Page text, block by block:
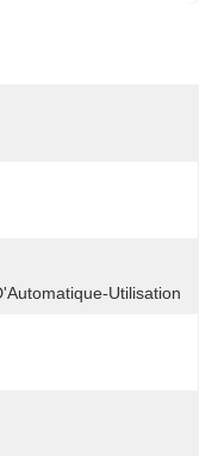
Utilisation